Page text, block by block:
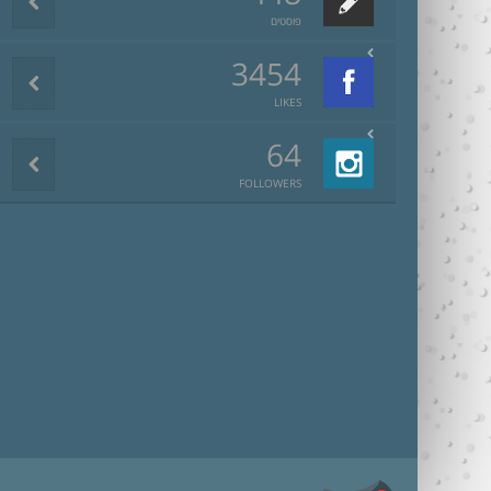
פוסטים
3454
LIKES
64
FOLLOWERS